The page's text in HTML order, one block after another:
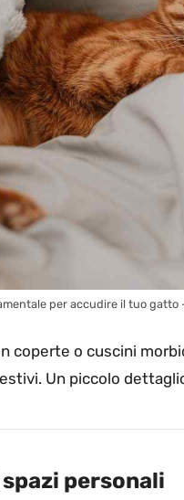
per accudire il tuo
coperte o cuscini
Un piccolo
personali